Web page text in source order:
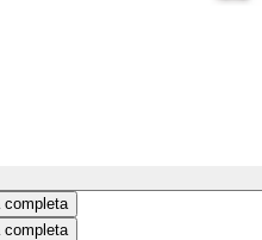
completa
completa